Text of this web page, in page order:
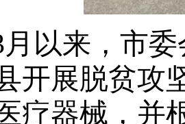
月以来，市
开展脱贫攻
疗器械，并